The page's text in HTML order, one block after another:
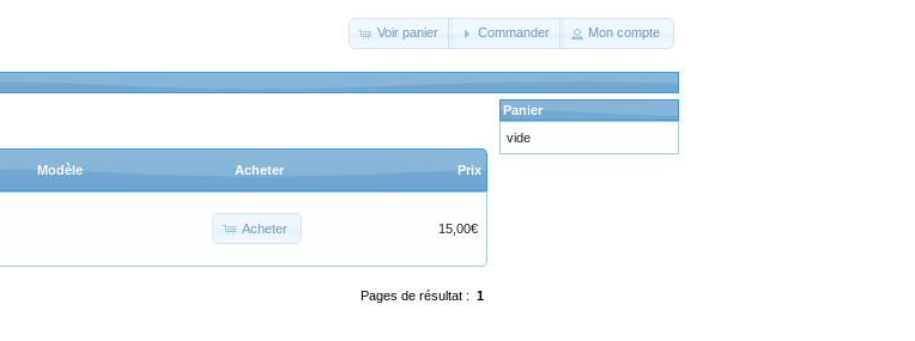
Voir panier Commander Mon compte
Modèle Acheter Prix
Acheter 15,00€
Pages de résultat : 1
Panier
vide